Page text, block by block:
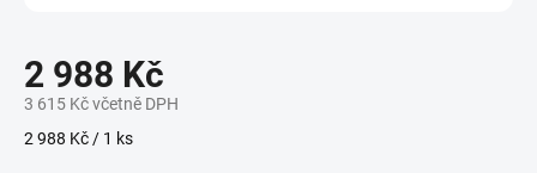
2 988 Kč
3 615 Kč včetně DPH
Měrná
2 988 Kč / 1 ks